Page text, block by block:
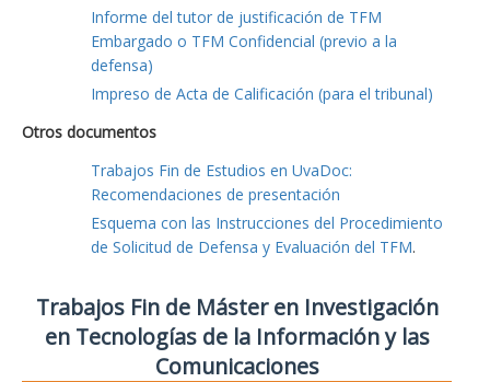
Informe del tutor de justificación de TFM
Embargado o TFM Confidencial (previo a la
defensa)
Impreso de Acta de Calificación (para el tribunal)
Otros documentos
Trabajos Fin de Estudios en UvaDoc:
Recomendaciones de presentación
Esquema con las Instrucciones del Procedimiento
de Solicitud de Defensa y Evaluación del TFM.
Trabajos Fin de Máster en Investigación
en Tecnologías de la Información y las
Comunicaciones